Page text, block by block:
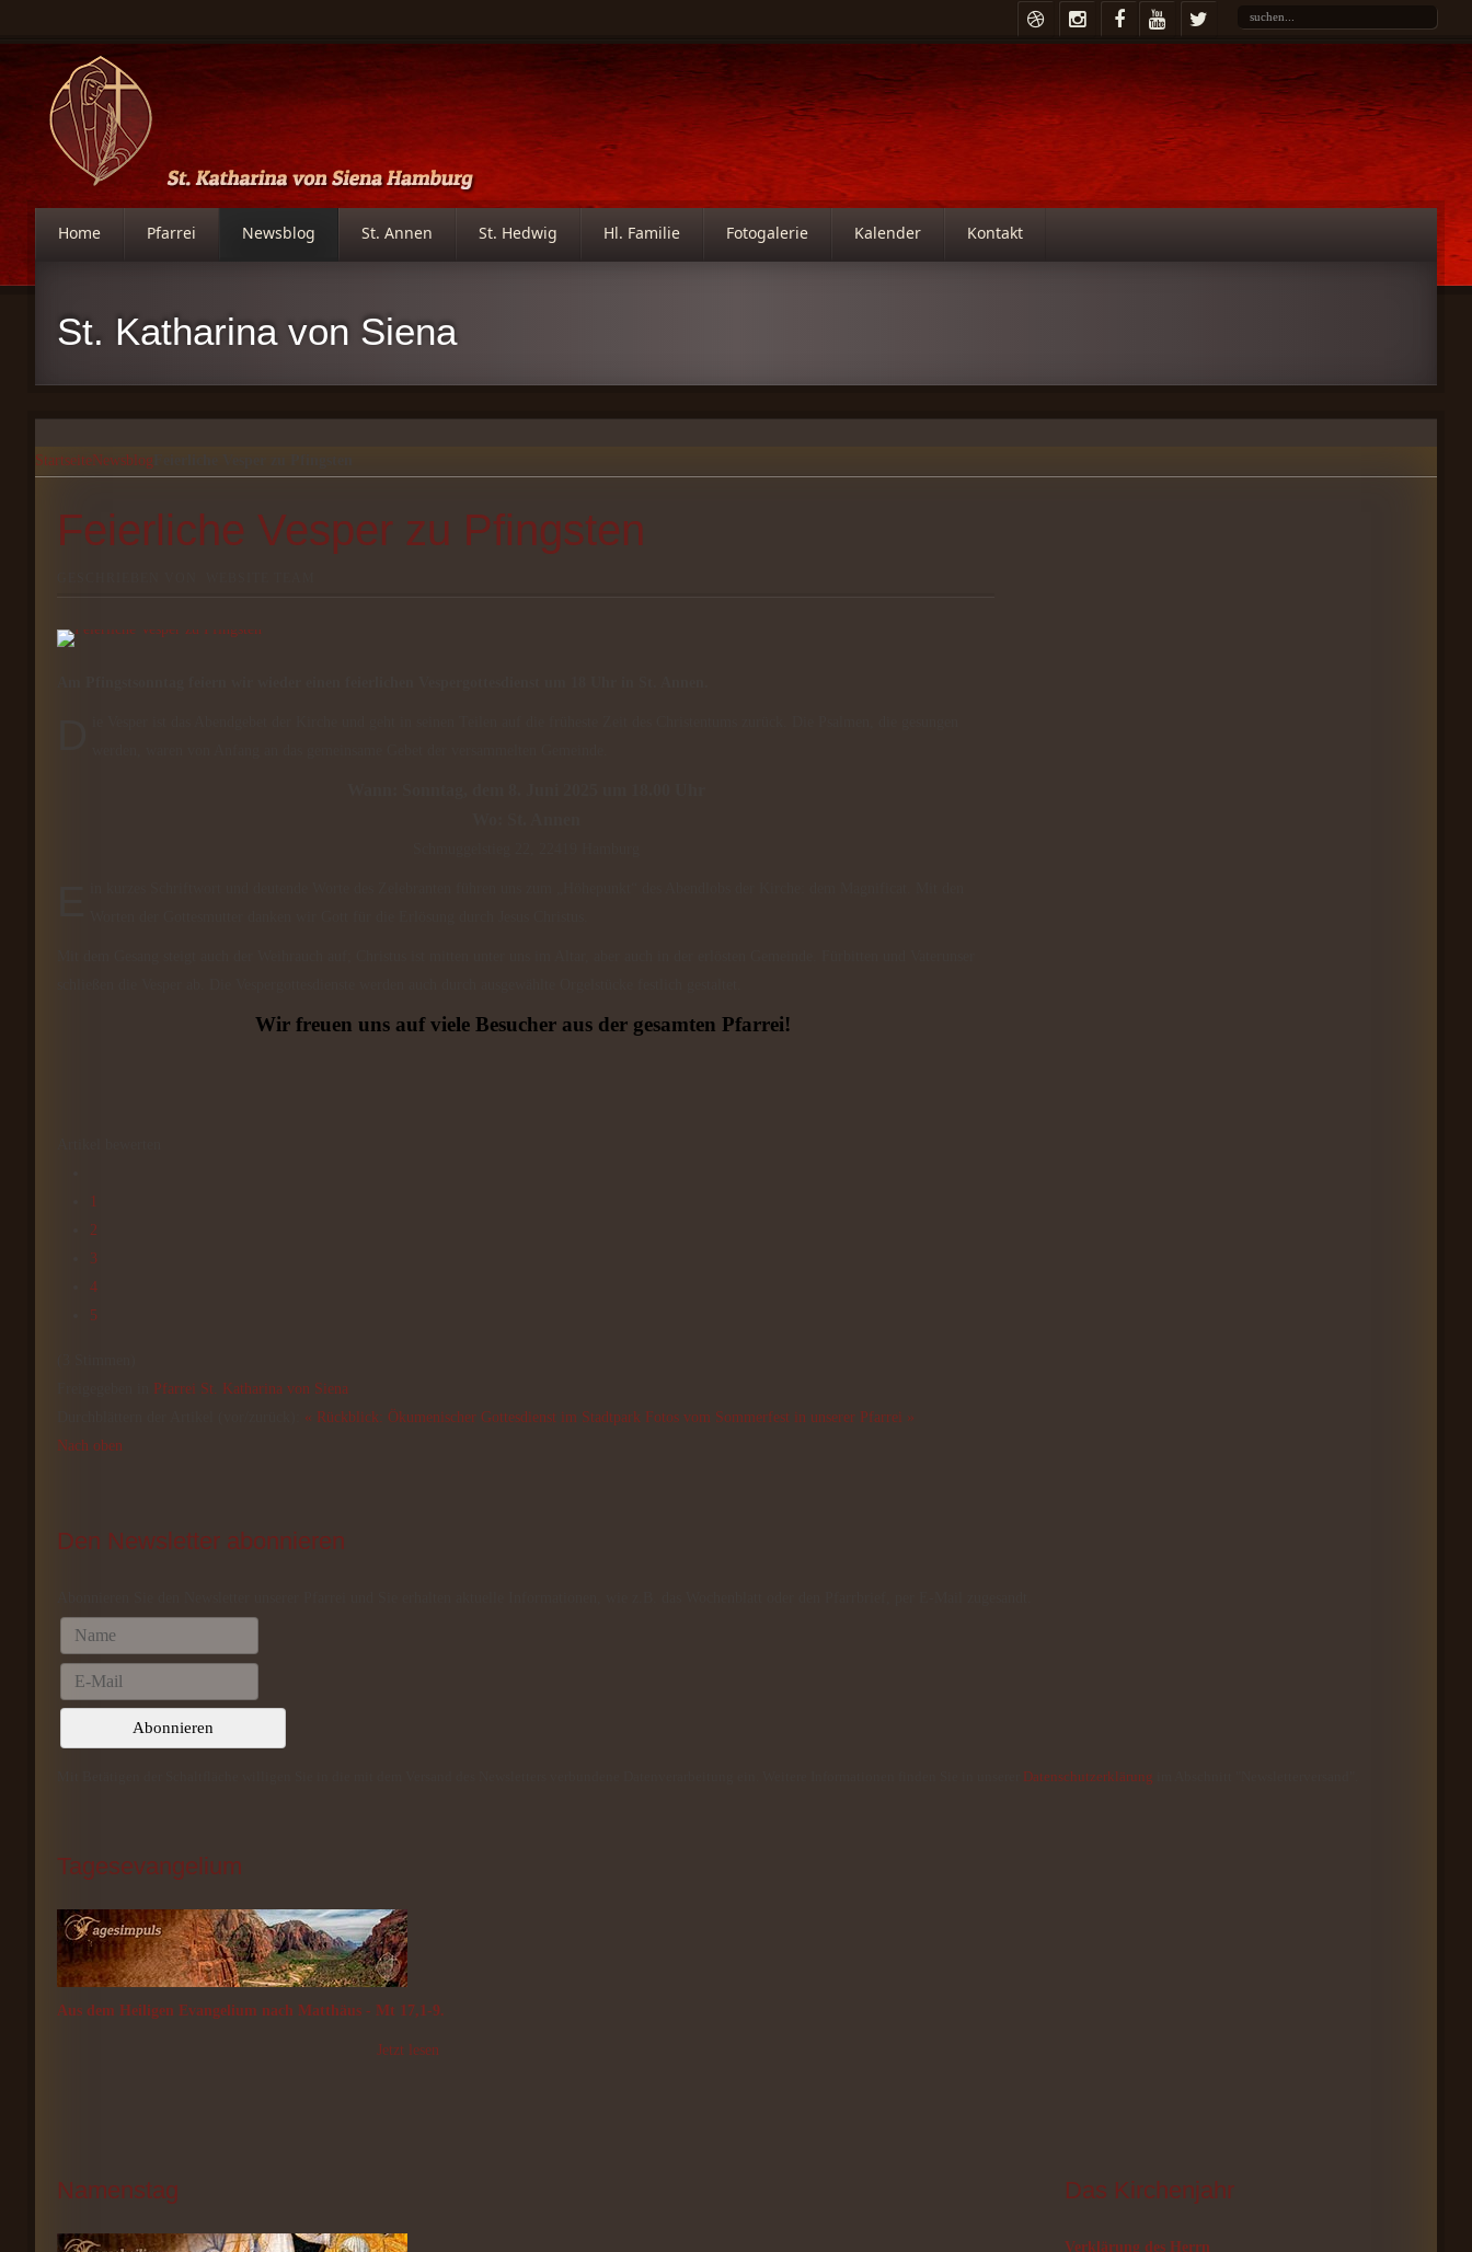
Home Pfarrei Newsblog St. Annen St. Hedwig Hl. Familie Fotogalerie Kalender Kontakt
St. Katharina von Siena
StartseiteNewsblog
Feierliche Vesper zu Pfingsten
Wir freuen uns auf viele Besucher aus der gesamten Pfarrei!
1
2
3
4
5
Pfarrei St. Katharina von Siena
« Rückblick: Ökumenischer Gottesdienst im Stadtpark Fotos vom Sommerfest in unserer Pfarrei »
Nach oben
Den Newsletter abonnieren
Datenschutzerklärung
Tagesevangelium
Aus dem Heiligen Evangelium nach Matthäus - Mt 17,1-9.
Jetzt lesen
Namenstag Das Kirchenjahr
Verklärung des Herrn